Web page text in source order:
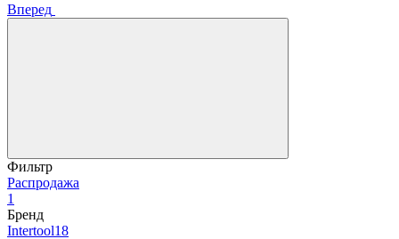
Вперед
Фильтр
Распродажа
1
Бренд
Intertool18